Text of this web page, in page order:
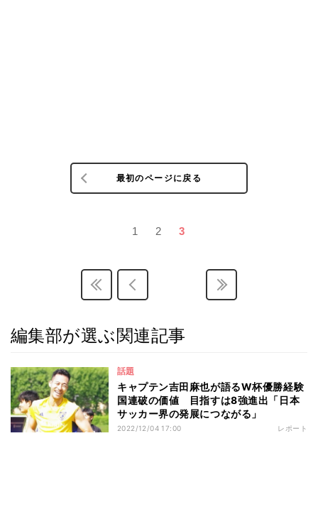
最初のページに戻る
1 2 3
編集部が選ぶ関連記事
話題
キャプテン吉田麻也が語るW杯優勝経験
国連破の価値 目指すは8強進出「日本
サッカー界の発展につながる」
2022/12/04 17:00 レポート